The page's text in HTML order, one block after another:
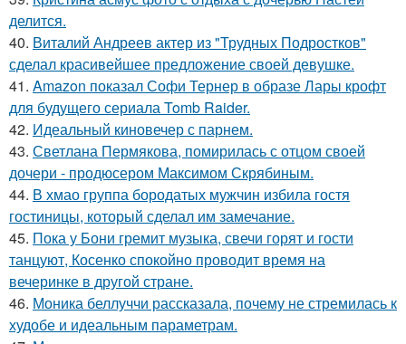
делится.
40. Виталий Андреев актер из "Трудных Подростков"
сделал красивейшее предложение своей девушке.
41. Amazon показал Софи Тернер в образе Лары крофт
для будущего сериала Tomb Raider.
42. Идеальный киновечер с парнем.
43. Светлана Пермякова, помирилась с отцом своей
дочери - продюсером Максимом Скрябиным.
44. В хмао группа бородатых мужчин избила гостя
гостиницы, который сделал им замечание.
45. Пока у Бони гремит музыка, свечи горят и гости
танцуют, Косенко спокойно проводит время на
вечеринке в другой стране.
46. Моника беллуччи рассказала, почему не стремилась к
худобе и идеальным параметрам.